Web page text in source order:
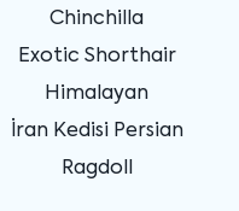
Chinchilla
Exotic Shorthair
Himalayan
İran Kedisi Persian
Ragdoll